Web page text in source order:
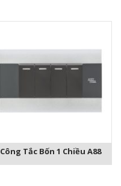
Công Tắc Bốn 1 Chiều A88